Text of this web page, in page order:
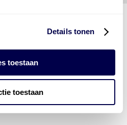
Details tonen
toestaan
toestaan
Energies
vier divisies